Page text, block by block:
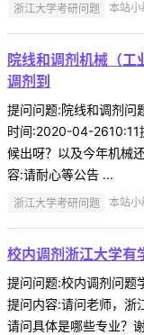
浙江大学考研问题 本站
院线和调剂机械（工
调剂到
提问问题:院线和调剂
时间:2020-04-2610:11
候出呀？以及今年机械
容:请耐心等公告 ...
浙江大学考研问题 本站
校内调剂浙江大学有
提问问题:校内调剂问
提问内容:请问老师，浙
请问具体是哪些专业？